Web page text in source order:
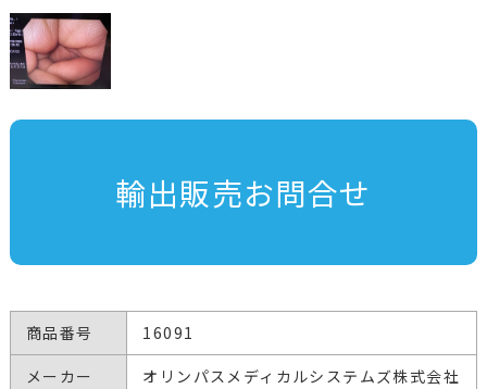
輸出販売お問合せ
商品番号
16091
メーカー
オリンパスメディカルシステムズ株式会社